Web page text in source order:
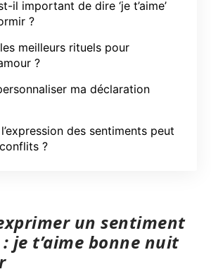
il important de dire ‘je t’aime’
?
meilleurs rituels pour
?
ma déclaration
des sentiments peut
?
un sentiment
je t’aime bonne nuit